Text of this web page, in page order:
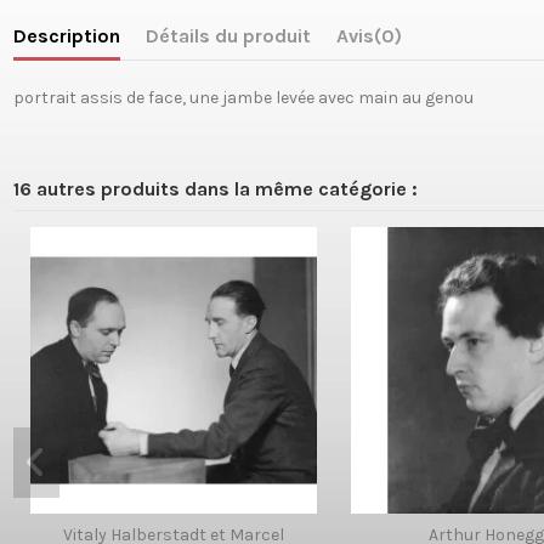
Description Détails du produit Avis(0)
portrait assis de face, une jambe levée avec main au genou
16 autres produits dans la même catégorie :
Vitaly Halberstadt et Marcel
Arthur